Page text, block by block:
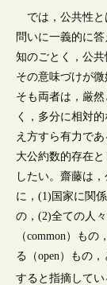
では，公共性と
問いに一義的に
知のごとく，公
その意味づけが
そも両者は，厳
く，多分に相対
え方すら有力で
大公約数的存在
したい。齋藤は
に，(1)国家に関
の，(2)全ての人
（common）も
る（open）もの
すると指摘してい